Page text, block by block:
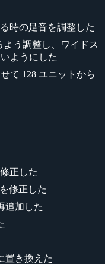
時の足音を調整した
う調整し、ワイドス
ようにした
て 128 ユニットから
正した
修正した
追加した
置き換えた